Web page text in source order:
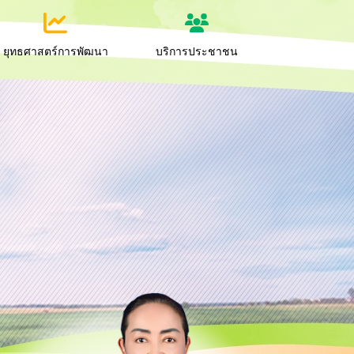
ยุทธศาสตร์การพัฒนา บริการประชาชน